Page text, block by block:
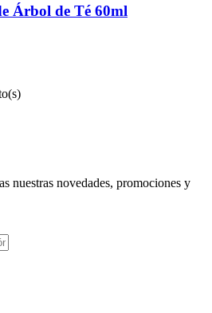
Árbol de Té 60ml
nuestras novedades, promociones y